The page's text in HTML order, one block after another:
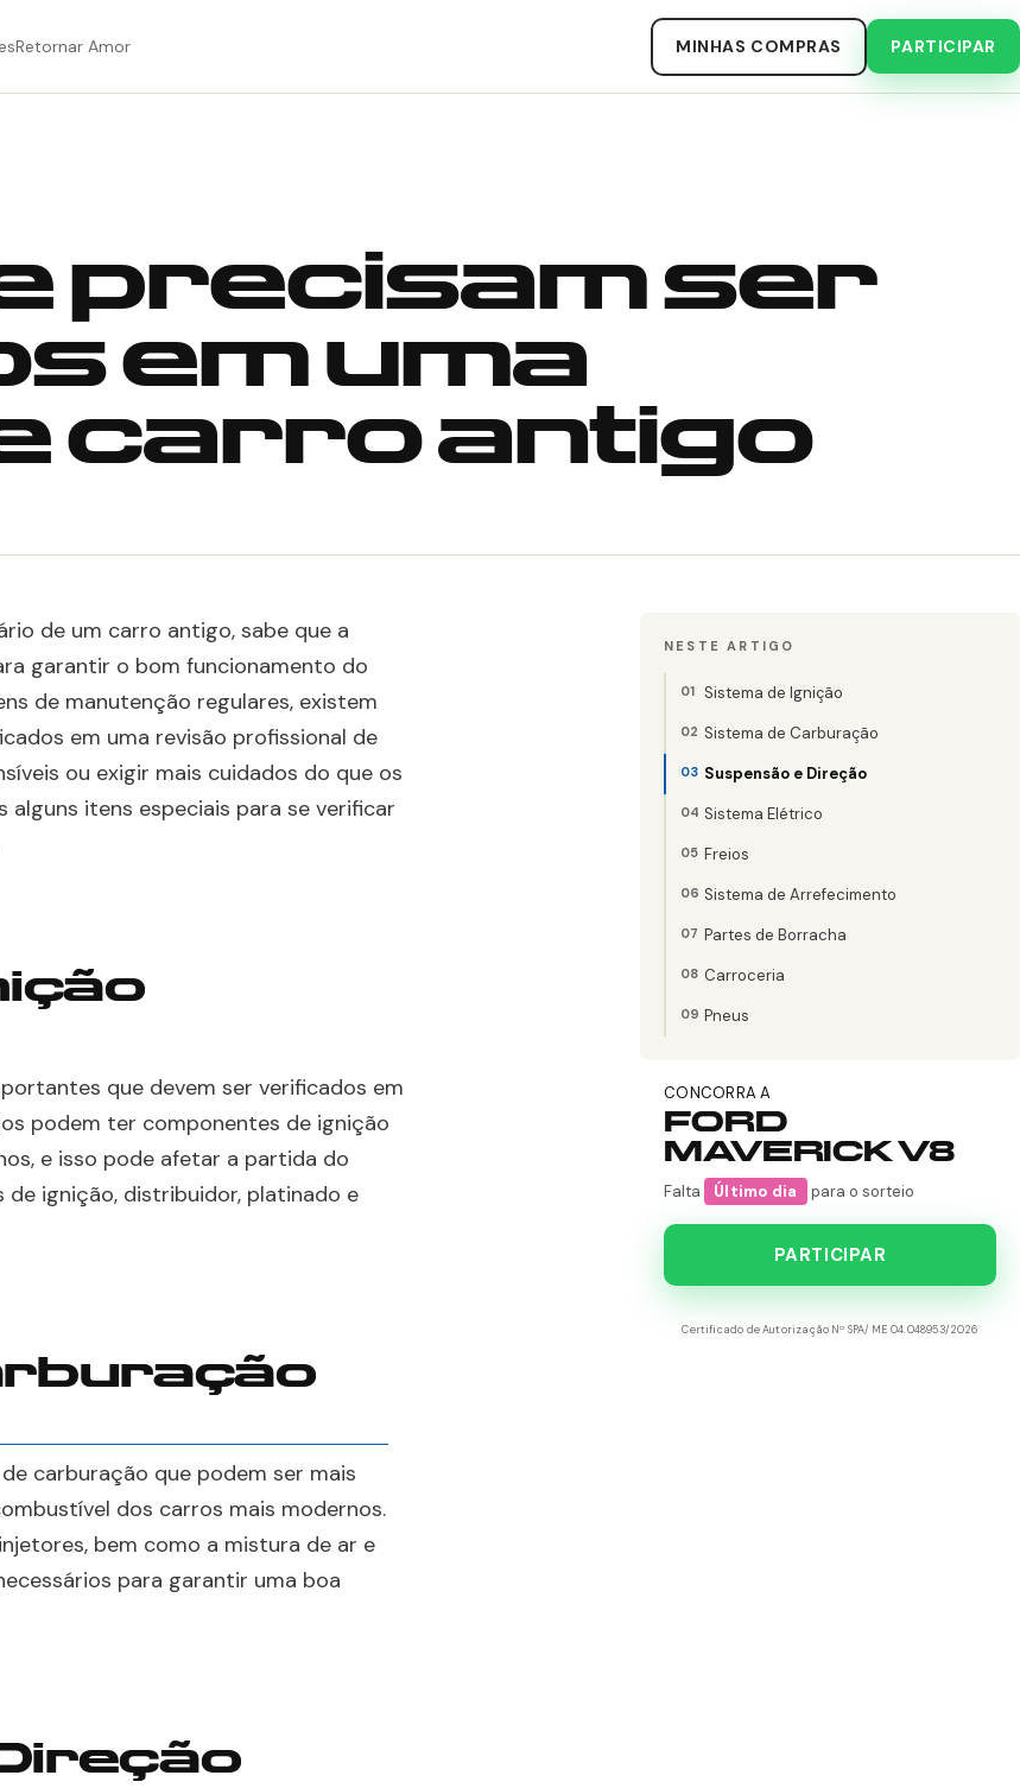
Retornar Amor MINHAS COMPRAS PARTICIPAR
precisam ser
em uma
carro antigo
de um carro antigo, sabe que a
garantir o bom funcionamento do
de manutenção regulares, existem
em uma revisão profissional de
ou exigir mais cuidados do que os
itens especiais para se verificar
que devem ser verificados em
podem ter componentes de ignição
e isso pode afetar a partida do
de ignição, distribuidor, platinado e
carburação que podem ser mais
dos carros mais modernos.
bem como a mistura de ar e
para garantir uma boa
NESTE ARTIGO
Sistema de Ignição
Sistema de Carburação
Suspensão e Direção
Sistema Elétrico
Freios
Sistema de Arrefecimento
Partes de Borracha
Carroceria
Pneus
CONCORRA A
FORD
MAVERICK V8
Falta Último dia para o sorteio
PARTICIPAR
Certificado de Autorização Nº SPA/ME 04.048953/2026